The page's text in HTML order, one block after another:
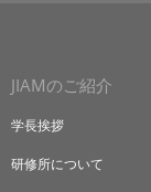
JIAMのご紹介
学長挨拶
研修所について